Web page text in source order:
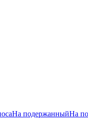
На подержанныйНа